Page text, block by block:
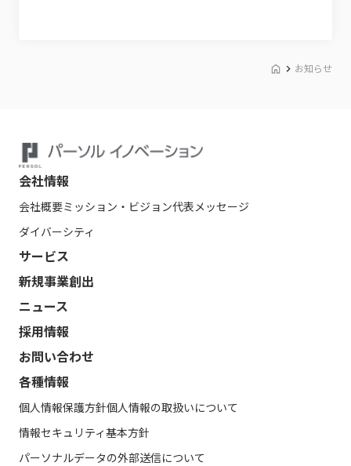
お知らせ
会社情報
会社概要ミッション・ビジョン代表メッセージ
ダイバーシティ
サービス
新規事業創出
ニュース
採用情報
お問い合わせ
各種情報
個人情報保護方針個人情報の取扱いについて
情報セキュリティ基本方針
パーソナルデータの外部送信について